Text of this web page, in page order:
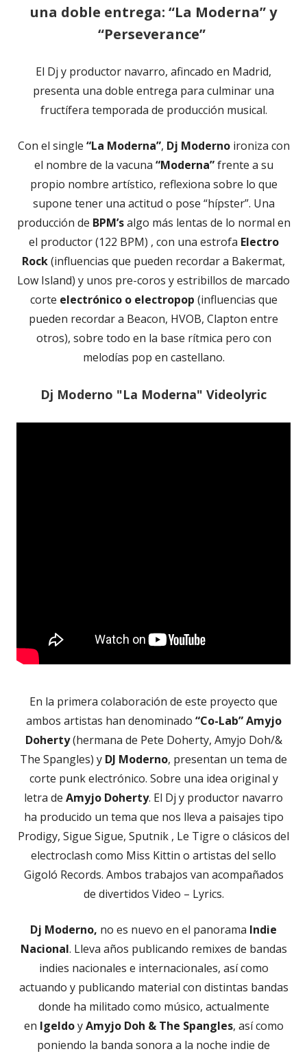
una doble entrega: “La Moderna” y
“Perseverance”
El Dj y productor navarro, afincado en Madrid,
presenta una doble entrega para culminar una
fructífera temporada de producción musical.
Con el single “La Moderna”, Dj Modernoironiza con
el nombre de la vacuna “Moderna”frente a su
propio nombre artístico, reflexiona sobre lo que
supone tener una actitud o pose “hípster”. Una
producción de BPM’salgo más lentas de lo normal en
el productor (122 BPM) , con una estrofa Electro
Rock(influencias que pueden recordar a Bakermat,
Low Island) y unos pre-coros y estribillos de marcado
corte electrónico o electropop (influencias que
pueden recordar a Beacon, HVOB, Clapton entre
otros), sobre todo en la base rítmica pero con
melodías pop en castellano.
Dj Moderno "La Moderna" Videolyric
En la primera colaboración de este proyecto que
ambos artistas han denominado “Co-Lab” Amyjo
Doherty(hermana de Pete Doherty, Amyjo Doh/&
The Spangles) y DJ Moderno, presentan un tema de
corte punk electrónico. Sobre una idea original y
letra de Amyjo Doherty. El Dj y productor navarro
ha producido un tema que nos lleva a paisajes tipo
Prodigy, Sigue Sigue, Sputnik , Le Tigre o clásicos del
electroclash como Miss Kittin o artistas del sello
Gigoló Records. Ambos trabajos van acompañados
de divertidos Video – Lyrics.
Dj Moderno, no es nuevo en el panorama Indie
Nacional. Lleva años publicando remixes de bandas
indies nacionales e internacionales, así como
actuando y publicando material con distintas bandas
donde ha militado como músico, actualmente
en IgeldoyAmyjo Doh & The Spangles, así como
poniendo la banda sonora a la noche indie de